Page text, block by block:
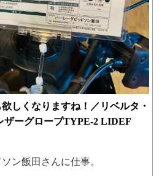
しくなりますね！／リベルタ・
ザーグローブTYPE-2 LIDEF
ン飯田さんに仕事。